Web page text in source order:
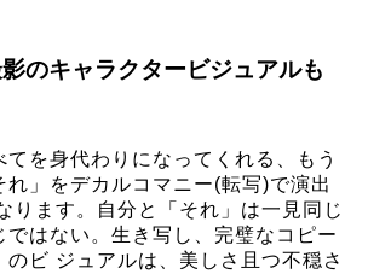
のキャラクタービジュアルも
てを身代わりになってくれる、もう
れ」をデカルコマニー(転写)で演出
ります。自分と「それ」は一見同じ
ではない。生き写し、完璧なコピー
のビ ジュアルは、美しさ且つ不穏さ